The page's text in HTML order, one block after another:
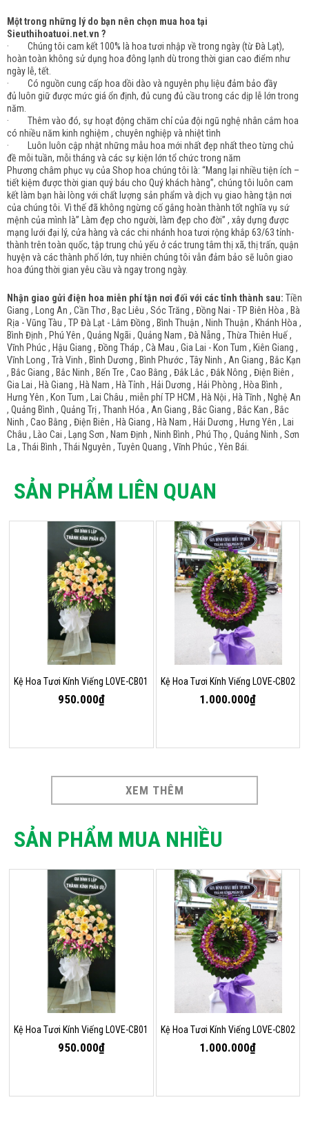
Một trong những lý do bạn nên chọn mua hoa tại
Sieuthihoatuoi.net.vn ?
· Chúng tôi cam kết 100% là hoa tươi nhập về trong ngày (từ Đà Lạt),
hoàn toàn không sử dụng hoa đông lạnh dù trong thời gian cao điểm như
ngày lễ, tết.
· Có nguồn cung cấp hoa dồi dào và nguyên phụ liệu đảm bảo đầy
đủ luôn giữ được mức giá ổn định, đủ cung đủ cầu trong các dịp lễ lớn trong
năm.
· Thêm vào đó, sự hoạt động chăm chỉ của đội ngũ nghệ nhân cắm hoa
có nhiều năm kinh nghiệm , chuyên nghiệp và nhiệt tình
· Luôn luôn cập nhật những mẫu hoa mới nhất đẹp nhất theo từng chủ
đề mỗi tuần, mỗi tháng và các sự kiện lớn tổ chức trong năm
Phương châm phục vụ của Shop hoa chúng tôi là: “Mang lại nhiều tiện ích –
tiết kiệm được thời gian quý báu cho Quý khách hàng”, chúng tôi luôn cam
kết làm bạn hài lòng với chất lượng sản phẩm và dịch vụ giao hàng tận nơi
của chúng tôi. Vì thế đã không ngừng cố gắng hoàn thành tốt nghĩa vụ sứ
mệnh của mình là” Làm đẹp cho người, làm đẹp cho đời” , xây dựng được
mạng lưới đại lý, cửa hàng và các chi nhánh hoa tươi rộng khắp 63/63 tỉnh-
thành trên toàn quốc, tập trung chủ yếu ở các trung tâm thị xã, thị trấn, quận
huyện và các thành phố lớn, tuy nhiên chúng tôi vẫn đảm bảo sẽ luôn giao
hoa đúng thời gian yêu cầu và ngay trong ngày.
Nhận giao gửi điện hoa miễn phí tận nơi đối với các tỉnh thành sau: Tiền
Giang , Long An , Cần Thơ , Bạc Liêu , Sóc Trăng , Đồng Nai - TP Biên Hòa , Bà
Rịa - Vũng Tàu , TP Đà Lạt - Lâm Đồng , Bình Thuận , Ninh Thuận , Khánh Hòa ,
Bình Định , Phú Yên , Quảng Ngãi , Quảng Nam , Đà Nẵng , Thừa Thiên Huế ,
Vĩnh Phúc , Hậu Giang , Đồng Tháp , Cà Mau , Gia Lai - Kon Tum , Kiên Giang ,
Vĩnh Long , Trà Vinh , Bình Dương , Bình Phước , Tây Ninh , An Giang , Bắc Kạn
, Bắc Giang , Bắc Ninh , Bến Tre , Cao Bằng , Đắk Lắc , Đắk Nông , Điện Biên ,
Gia Lai , Hà Giang , Hà Nam , Hà Tỉnh , Hải Dương , Hải Phòng , Hòa Bình ,
Hưng Yên , Kon Tum , Lai Châu , miễn phí TP HCM , Hà Nội , Hà Tĩnh , Nghệ An
, Quảng Bình , Quảng Trị , Thanh Hóa , An Giang , Bắc Giang , Bắc Kan , Bắc
Ninh , Cao Bằng , Điện Biên , Hà Giang , Hà Nam , Hải Dương , Hưng Yên , Lai
Châu , Lào Cai , Lạng Sơn , Nam Định , Ninh Bình , Phú Thọ , Quảng Ninh , Sơn
La , Thái Bình , Thái Nguyên , Tuyên Quang , Vĩnh Phúc , Yên Bái.
SẢN PHẨM LIÊN QUAN
Kệ Hoa Tươi Kính Viếng LOVE-CB01
950.000₫
Kệ Hoa Tươi Kính Viếng LOVE-CB02
1.000.000₫
XEM THÊM
SẢN PHẨM MUA NHIỀU
Kệ Hoa Tươi Kính Viếng LOVE-CB01
950.000₫
Kệ Hoa Tươi Kính Viếng LOVE-CB02
1.000.000₫